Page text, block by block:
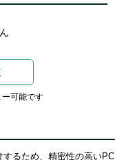
可能です
るため、精密性の高いPC